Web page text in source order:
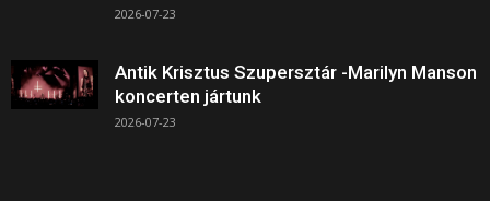
2026-07-23
Antik Krisztus Szupersztár -Marilyn Manson
koncerten jártunk
2026-07-23